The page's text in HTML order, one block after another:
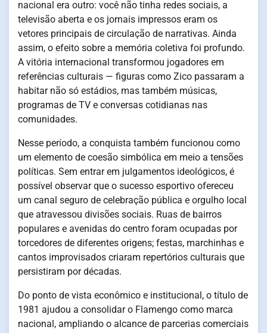
nacional era outro: você não tinha redes sociais, a
televisão aberta e os jornais impressos eram os
vetores principais de circulação de narrativas. Ainda
assim, o efeito sobre a memória coletiva foi profundo.
A vitória internacional transformou jogadores em
referências culturais — figuras como Zico passaram a
habitar não só estádios, mas também músicas,
programas de TV e conversas cotidianas nas
comunidades.
Nesse período, a conquista também funcionou como
um elemento de coesão simbólica em meio a tensões
políticas. Sem entrar em julgamentos ideológicos, é
possível observar que o sucesso esportivo ofereceu
um canal seguro de celebração pública e orgulho local
que atravessou divisões sociais. Ruas de bairros
populares e avenidas do centro foram ocupadas por
torcedores de diferentes origens; festas, marchinhas e
cantos improvisados criaram repertórios culturais que
persistiram por décadas.
Do ponto de vista econômico e institucional, o título de
1981 ajudou a consolidar o Flamengo como marca
nacional, ampliando o alcance de parcerias comerciais